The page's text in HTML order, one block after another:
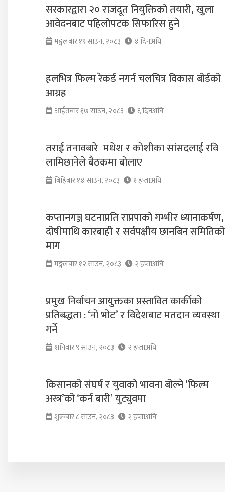
सरकारद्वारा २० राजदूत नियुक्तिको तयारी, खुला
आवेदनबाट पहिलोपटक सिफारिस हुने
मङ्गलबार १९ साउन, २०८३ ४ दिनअघि
हलभित्र फिल्म रेकर्ड नगर्न चलचित्र विकास बोर्डको
आग्रह
आईतबार १७ साउन, २०८३ ६ दिनअघि
तराई तनावबारे मधेश र कोशीका सांसदलाई रवि
लामिछानेले बैठकमा बोलाए
बिहिबार १४ साउन, २०८३ १ हप्ताअघि
कप्तानगञ्ज घटनाप्रति राप्रपाको गम्भीर ध्यानाकर्षण,
दोषीमाथि कारबाही र सर्वपक्षीय छानबिन समितिको
माग
मङ्गलबार १२ साउन, २०८३ २ हप्ताअघि
प्रमुख निर्वाचन आयुक्तका प्रस्तावित कार्कीको
प्रतिबद्धता : ‘नो भोट’ र विदेशबाट मतदान व्यवस्था
गर्ने
शनिवार ९ साउन, २०८३ २ हप्ताअघि
किसानको संघर्ष र युवाको भावना बोल्ने ‘फिल्म
अस्त्र’को ‘कर्न बारी’ युट्युवमा
शुक्रबार ८ साउन, २०८३ २ हप्ताअघि